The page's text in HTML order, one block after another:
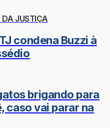
DA JUSTIÇA
condena Buzzi à
brigando para
caso vai parar na